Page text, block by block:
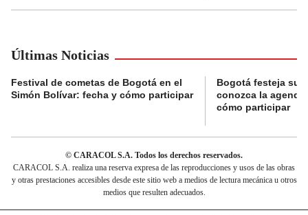
Últimas Noticias
Festival de cometas de Bogotá en el
Simón Bolívar: fecha y cómo participar
Bogotá festeja su
conozca la
cómo participar
© CARACOL S.A. Todos los derechos reservados.
CARACOL S.A. realiza una reserva expresa de las reproducciones y usos de las obras
y otras prestaciones accesibles desde este sitio web a medios de lectura mecánica u otros
medios que resulten adecuados.